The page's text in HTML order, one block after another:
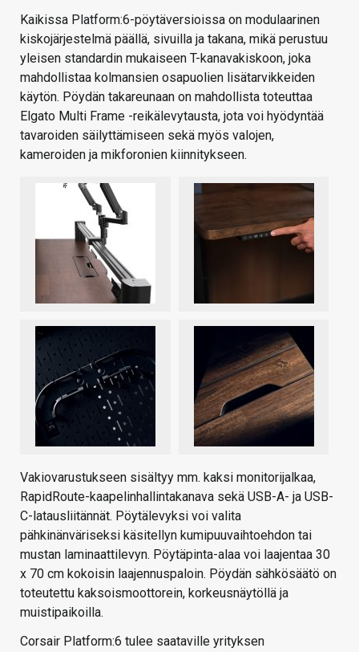
Kaikissa Platform:6-pöytäversioissa on modulaarinen
kiskojärjestelmä päällä, sivuilla ja takana, mikä perustuu
yleisen standardin mukaiseen T-kanavakiskoon, joka
mahdollistaa kolmansien osapuolien lisätarvikkeiden
käytön. Pöydän takareunaan on mahdollista toteuttaa
Elgato Multi Frame -reikälevytausta, jota voi hyödyntää
tavaroiden säilyttämiseen sekä myös valojen,
kameroiden ja mikforonien kiinnitykseen.
Vakiovarustukseen sisältyy mm. kaksi monitorijalkaa,
RapidRoute-kaapelinhallintakanava sekä USB-A- ja USB-
C-latausliitännät. Pöytälevyksi voi valita
pähkinänväriseksi käsitellyn kumipuuvaihtoehdon tai
mustan laminaattilevyn. Pöytäpinta-alaa voi laajentaa 30
x 70 cm kokoisin laajennuspaloin. Pöydän sähkösäätö on
toteutettu kaksoismoottorein, korkeusnäytöllä ja
muistipaikoilla.
Corsair Platform:6 tulee saataville yrityksen